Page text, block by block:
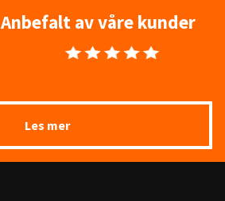
Anbefalt av våre kunder
Les mer